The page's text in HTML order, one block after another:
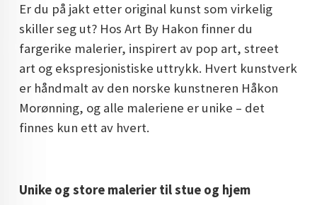
Er du på jakt etter original kunst som virkelig
skiller seg ut? Hos Art By Hakon finner du
fargerike malerier, inspirert av pop art, street
art og ekspresjonistiske uttrykk. Hvert kunstverk
er håndmalt av den norske kunstneren Håkon
Morønning, og alle maleriene er unike – det
finnes kun ett av hvert.
Unike og store malerier til stue og hjem